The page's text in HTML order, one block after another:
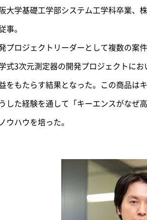
大学基礎工学部システム工学科卒業、
事。
プロジェクトリーダーとして複数の案
式3次元測定器の開発プロジェクトに
をもたらす結果となった。この商品は
した経験を通して「キーエンスがなぜ
ウハウを培った。